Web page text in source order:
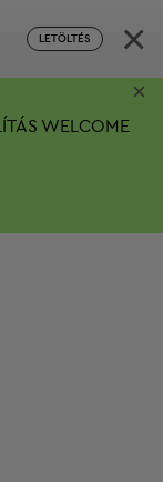
LETÖLTÉS ×
WELCOME
×